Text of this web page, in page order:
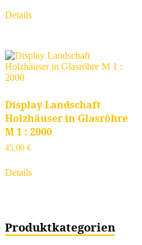
Details
Display Landschaft
Holzhäuser in Glasröhre
M 1 : 2000
45,00 €
Details
Produktkategorien